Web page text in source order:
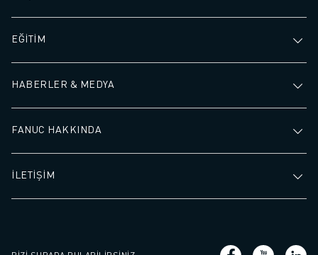
EĞİTİM
HABERLER & MEDYA
FANUC HAKKINDA
İLETİŞİM